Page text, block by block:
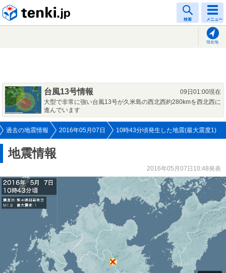
検索 メニュー
現在地
台風13号情報
09日01:00現在
大型で非常に強い台風13号が久米島の西北西約280kmを西北西に
進んでいます
過去の地震情報 2016年05月07日 10時43分頃発生した地震(最大震度1)
地震情報
2016年05月07日10:48発表